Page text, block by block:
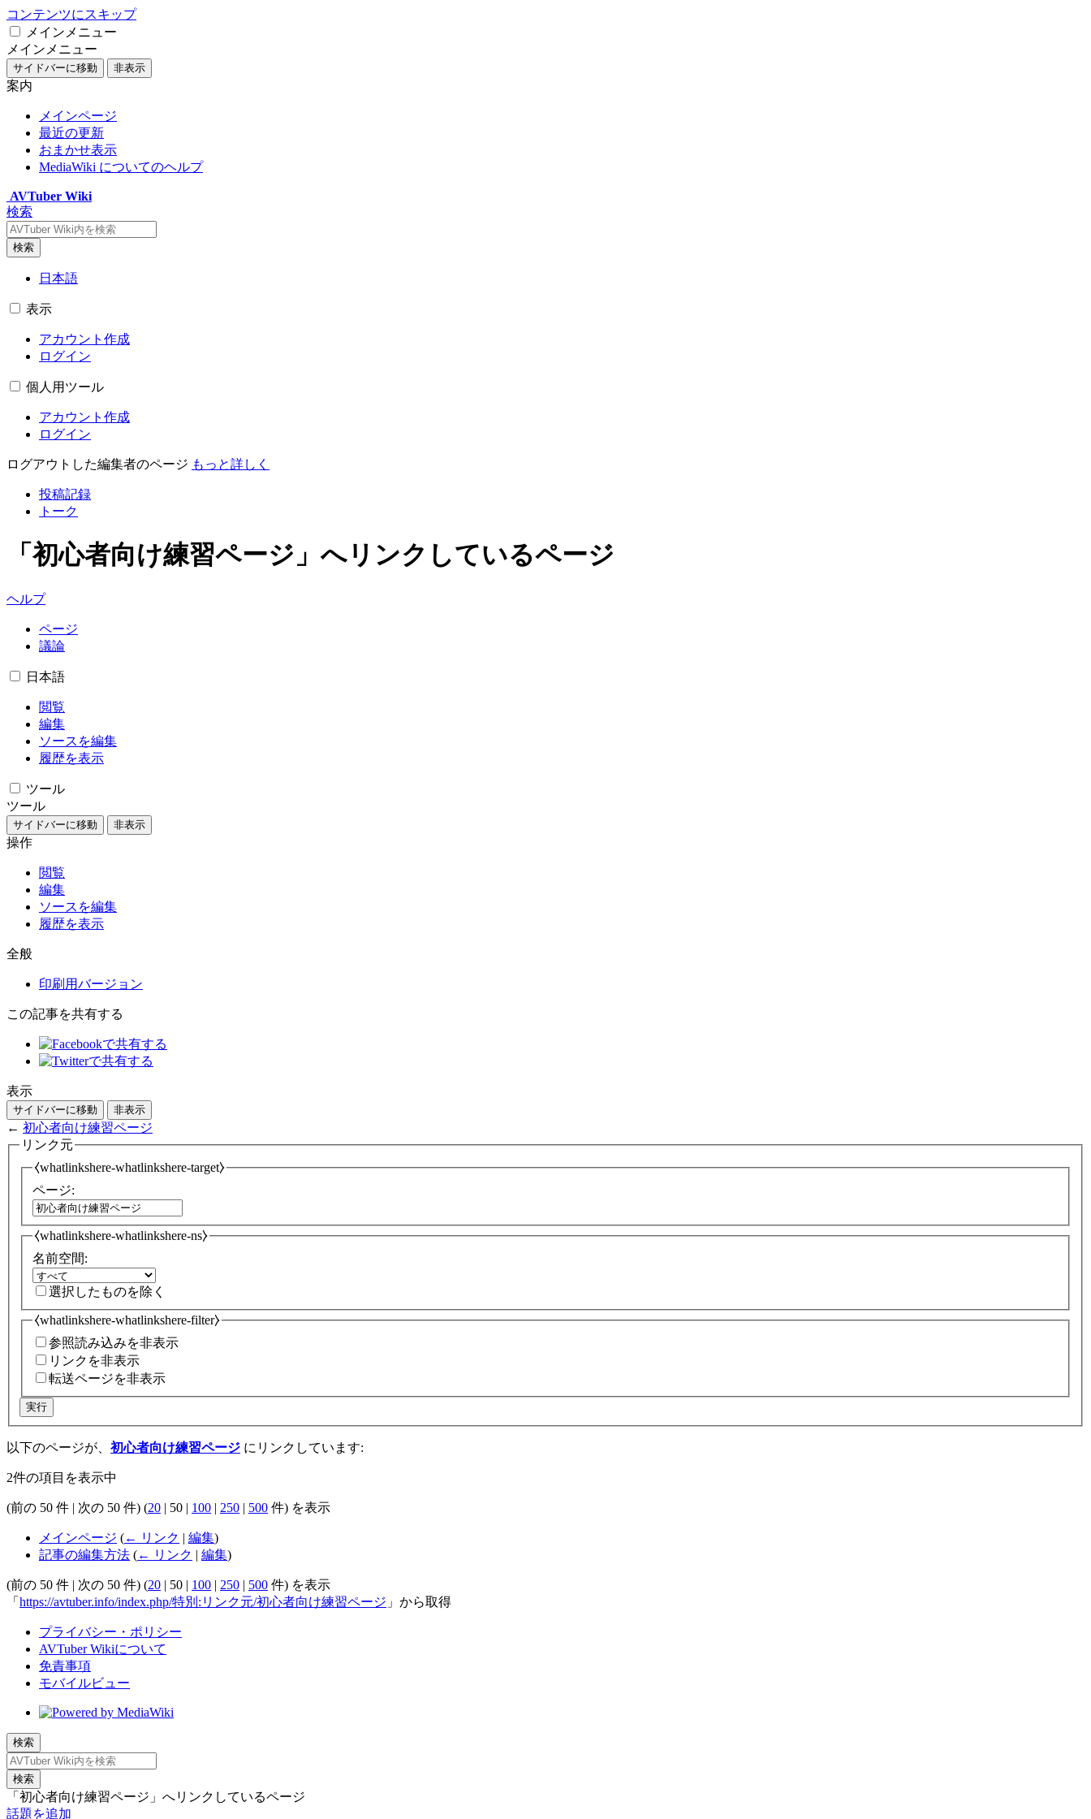
コンテンツにスキップ
メインメニュー
メインメニュー
サイドバーに移動 非表示
案内
メインページ
最近の更新
おまかせ表示
MediaWiki についてのヘルプ
AVTuber Wiki
検索
検索
日本語
表示
アカウント作成
ログイン
個人用ツール
アカウント作成
ログイン
ログアウトした編集者のページ もっと詳しく
投稿記録
トーク
「初心者向け練習ページ」へリンクしているページ
ヘルプ
ページ
議論
日本語
閲覧
編集
ソースを編集
履歴を表示
ツール
ツール
サイドバーに移動 非表示
操作
閲覧
編集
ソースを編集
履歴を表示
全般
印刷用バージョン
この記事を共有する
表示
サイドバーに移動 非表示
← 初心者向け練習ページ
リンク元
⧼whatlinkshere-whatlinkshere-target⧽
ページ:
⧼whatlinkshere-whatlinkshere-ns⧽
名前空間:
選択したものを除く
⧼whatlinkshere-whatlinkshere-filter⧽
参照読み込みを非表示
リンクを非表示
転送ページを非表示
実行
以下のページが、 初心者向け練習ページ にリンクしています:
2件の項目を表示中
(前の 50 件 | 次の 50 件) (20 | 50 | 100 | 250 | 500 件) を表示
メインページ (← リンク | 編集)
記事の編集方法 (← リンク | 編集)
(前の 50 件 | 次の 50 件) (20 | 50 | 100 | 250 | 500 件) を表示
「 https://avtuber.info/index.php/特別:リンク元/初心者向け練習ページ 」から取得
プライバシー・ポリシー
AVTuber Wikiについて
免責事項
モバイルビュー
検索
検索
「初心者向け練習ページ」へリンクしているページ
話題を追加